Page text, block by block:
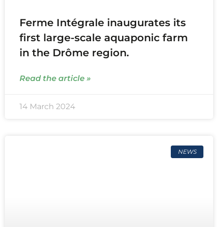
Ferme Intégrale inaugurates its
first large-scale aquaponic farm
in the Drôme region.
Read the article »
14 March 2024
NEWS